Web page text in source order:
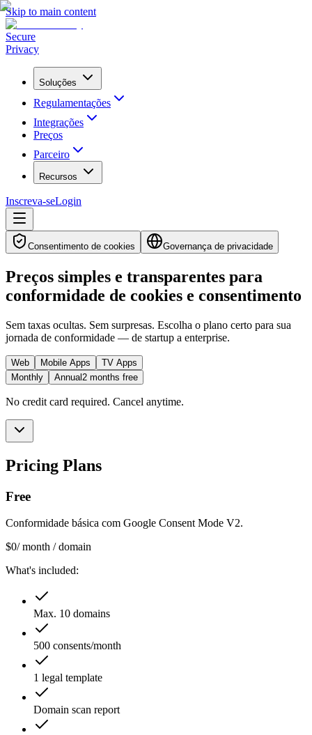
Skip to main content
Secure
Privacy
Soluções
Regulamentações
Integrações
Preços
Parceiro
Recursos
Inscreva-seLogin
Consentimento de cookies Governança de privacidade
Preços simples e transparentes para
conformidade de cookies e consentimento
Sem taxas ocultas. Sem surpresas. Escolha o plano certo para sua
jornada de conformidade — de startup a enterprise.
Web Mobile Apps
TV Apps
Monthly
Annual 2 months free
No credit card required. Cancel anytime.
Pricing Plans
Free
Conformidade básica com Google Consent Mode V2.
$0/ month / domain
What's included:
Max. 10 domains
500 consents/month
1 legal template
Domain scan report